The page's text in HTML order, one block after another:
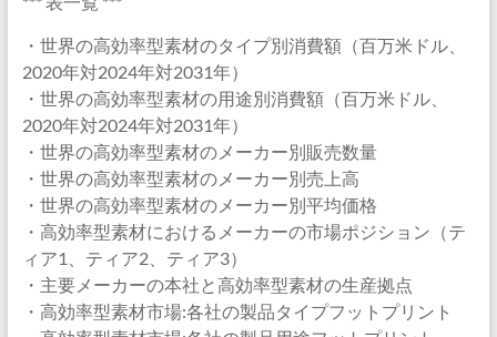
・世界の高効率型素材のタイプ別消費額（百万米ドル、
2020年対2024年対2031年）
・世界の高効率型素材の用途別消費額（百万米ドル、
2020年対2024年対2031年）
・世界の高効率型素材のメーカー別販売数量
・世界の高効率型素材のメーカー別売上高
・世界の高効率型素材のメーカー別平均価格
・高効率型素材におけるメーカーの市場ポジション（テ
ィア1、ティア2、ティア3）
・主要メーカーの本社と高効率型素材の生産拠点
・高効率型素材市場:各社の製品タイプフットプリント